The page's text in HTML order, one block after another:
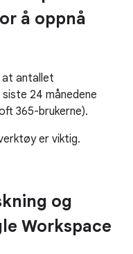
å oppnå
at antallet
24 månedene
365-brukerne).
er viktig.
og
Workspace